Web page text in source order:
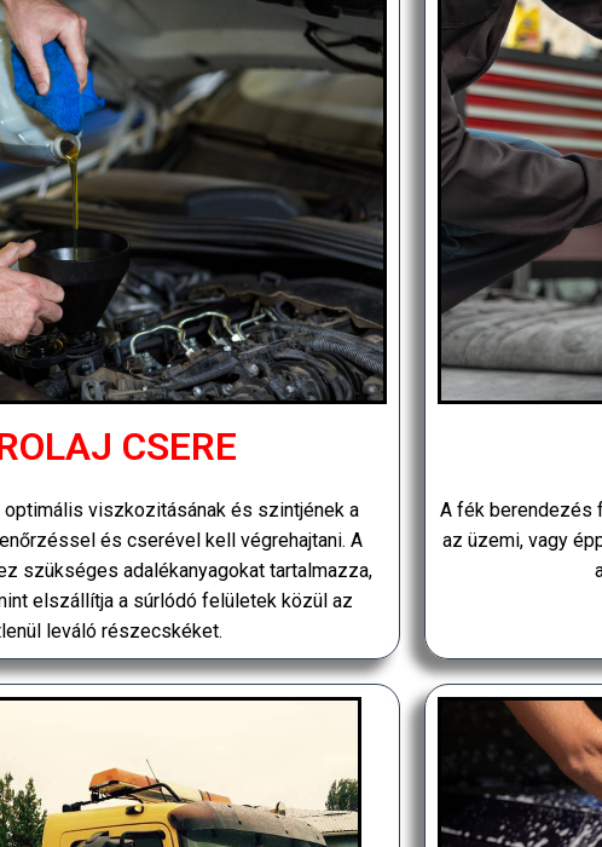
CSERE
optimális viszkozitásának és szintjének a
és cserével kell végrehajtani. A
szükséges adalékanyagokat tartalmazza,
elszállítja a súrlódó felületek közül az
leváló részecskéket.
A fék berendezés
az üzemi, vagy